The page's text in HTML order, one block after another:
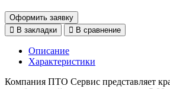
Оформить заявку
В закладки
В сравнение
Описание
Характеристики
Компания ПТО Сервис представляет